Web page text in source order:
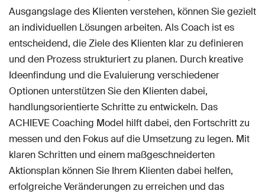
Ausgangslage des Klienten verstehen, können Sie gezielt
an individuellen Lösungen arbeiten. Als Coach ist es
entscheidend, die Ziele des Klienten klar zu definieren
und den Prozess strukturiert zu planen. Durch kreative
Ideenfindung und die Evaluierung verschiedener
Optionen unterstützen Sie den Klienten dabei,
handlungsorientierte Schritte zu entwickeln. Das
ACHIEVE Coaching Model hilft dabei, den Fortschritt zu
messen und den Fokus auf die Umsetzung zu legen. Mit
klaren Schritten und einem maßgeschneiderten
Aktionsplan können Sie Ihrem Klienten dabei helfen,
erfolgreiche Veränderungen zu erreichen und das